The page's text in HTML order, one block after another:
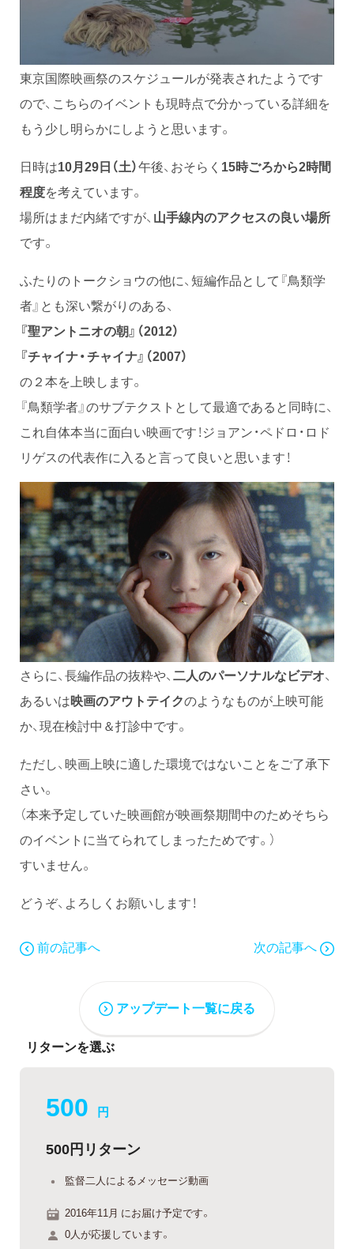
東京国際映画祭のスケジュールが発表されたようです
ので、こちらのイベントも現時点で分かっている詳細を
もう少し明らかにしようと思います。
日時は10月29日（土）午後、おそらく 15時ごろから2時間
程度を考えています。
場所はまだ内緒ですが、 山手線内のアクセスの良い場所
です。
ふたりのトークショウの他に、短編作品として『鳥類学
者』とも深い繋がりのある、
『聖アントニオの朝』（2012）
『チャイナ・チャイナ』（2007）
の２本を上映します。
『鳥類学者』のサブテクストとして最適であると同時に、
これ自体本当に面白い映画です！ジョアン・ペドロ・ロド
リゲスの代表作に入ると言って良いと思います！
さらに、長編作品の抜粋や、二人のパーソナルなビデオ、
あるいは映画のアウトテイクのようなものが上映可能
か、現在検討中＆打診中です。
ただし、映画上映に適した環境ではないことをご了承下
さい。
（本来予定していた映画館が映画祭期間中のためそちら
のイベントに当てられてしまったためです。）
すいません。
どうぞ、よろしくお願いします！
前の記事へ 次の記事へ
アップデート一覧に戻る
リターンを選ぶ
500 円
500円リターン
監督二人によるメッセージ動画
2016年11月 にお届け予定です。
0人が応援しています。